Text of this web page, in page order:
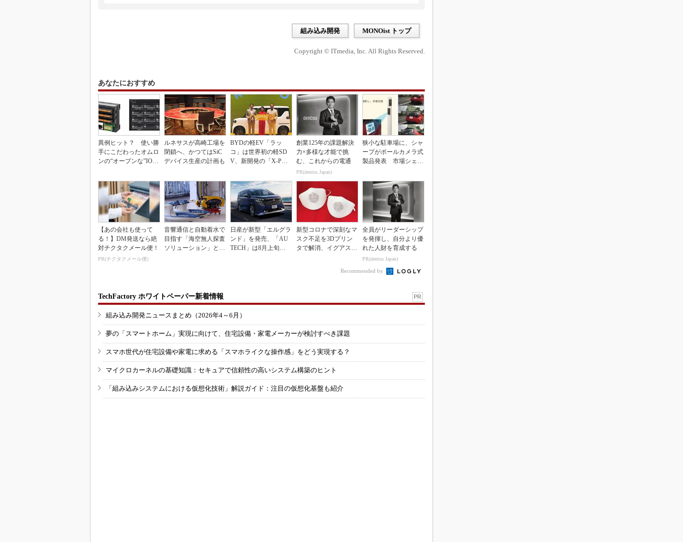
組み込み開発 MONOist トップ
Copyright © ITmedia, Inc. All Rights Reserved.
あなたにおすすめ
異例ヒット？ 使い勝
手にこだわったオムロ
ンの“オープンな”IO-L
ルネサスが高崎工場を
閉鎖へ、かつてはSiC
デバイス生産の計画も
BYDの軽EV「ラッ
コ」は世界初の軽SD
V、新開発の「X-PAC
創業125年の課題解決
力×多様な才能で挑
む、これからの電通
PR(dentsu Japan)
狭小な駐車場に、シャ
ープがポールカメラ式
製品発表 市場シェア
【あの会社も使って
る！】DM発送なら絶
対チクタクメール便！
PR(チクタクメール便)
音響通信と自動着水で
目指す「海空無人探査
ソリューション」とは
日産が新型「エルグラ
ンド」を発売、「AU
TECH」は8月上旬に
新型コロナで深刻なマ
スク不足を3Dプリン
タで解消、イグアスが
全員がリーダーシップ
を発揮し、自分より優
れた人財を育成する
PR(dentsu Japan)
Recommended by
TechFactory ホワイトペーパー新着情報 PR
組み込み開発ニュースまとめ（2026年4～6月）
夢の「スマートホーム」実現に向けて、住宅設備・家電メーカーが検討すべき課題
スマホ世代が住宅設備や家電に求める「スマホライクな操作感」をどう実現する？
マイクロカーネルの基礎知識：セキュアで信頼性の高いシステム構築のヒント
「組み込みシステムにおける仮想化技術」解説ガイド：注目の仮想化基盤も紹介